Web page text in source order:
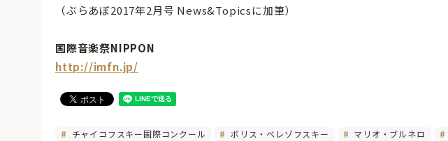
（ぶらあぼ2017年2月号 News&Topicsに加筆）
国際音楽祭NIPPON
http://imfn.jp/
チャイコフスキー国際コンクール ボリス・ベレゾフスキー マリオ・ブルネロ